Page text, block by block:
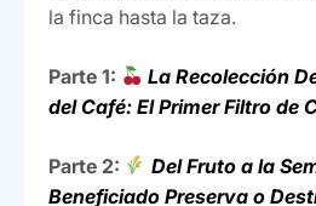
la finca hasta la taza.
Parte 1:
La Recolección
del Café: El Primer Filtro de
Parte 2:
Del Fruto a la
Beneficiado Preserva o